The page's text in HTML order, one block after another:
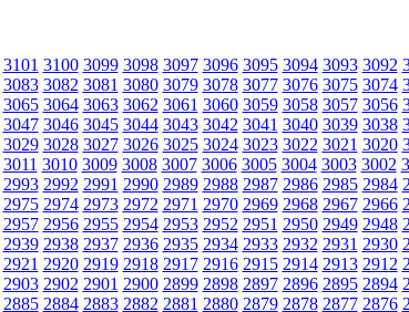
3101 3100 3099 3098 3097 3096 3095 3094 3093 3092
3083 3082 3081 3080 3079 3078 3077 3076 3075 3074
3065 3064 3063 3062 3061 3060 3059 3058 3057 3056
3047 3046 3045 3044 3043 3042 3041 3040 3039 3038
3029 3028 3027 3026 3025 3024 3023 3022 3021 3020
3011 3010 3009 3008 3007 3006 3005 3004 3003 3002
2993 2992 2991 2990 2989 2988 2987 2986 2985 2984
2975 2974 2973 2972 2971 2970 2969 2968 2967 2966
2957 2956 2955 2954 2953 2952 2951 2950 2949 2948
2939 2938 2937 2936 2935 2934 2933 2932 2931 2930
2921 2920 2919 2918 2917 2916 2915 2914 2913 2912
2903 2902 2901 2900 2899 2898 2897 2896 2895 2894
2885 2884 2883 2882 2881 2880 2879 2878 2877 2876